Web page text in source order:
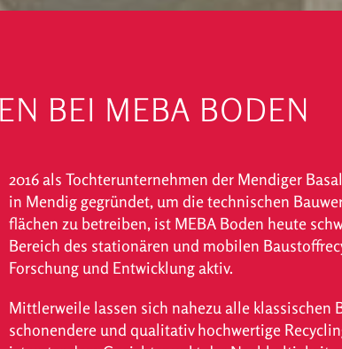
BEI MEBA BODEN
2016 als Tochter­unternehmen der Mendiger
in Mendig gegründet, um die technischen
flächen zu betreiben, ist MEBA Boden heute
Bereich des stationären und mobilen
Forschung und Entwicklung aktiv.
Mittlerweile lassen sich nahezu alle
schonendere und qualitativ hochwertige